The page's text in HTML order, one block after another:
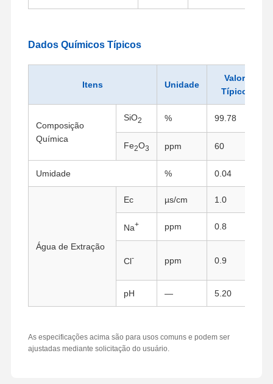
Dados Químicos Típicos
Itens Unidade
Valor
Típico
Composição
Química
SiO2 % 99.78
Fe2O3 ppm 60
Umidade % 0.04
Água de Extração
Ec µs/cm 1.0
Na+ ppm 0.8
Cl- ppm 0.9
pH — 5.20
As especificações acima são para usos comuns e podem ser
ajustadas mediante solicitação do usuário.